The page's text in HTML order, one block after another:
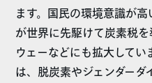
ます。国民の環境意識が
が世界に先駆けて炭素税
ウェーなどにも拡大して
は、脱炭素やジェンダーダ